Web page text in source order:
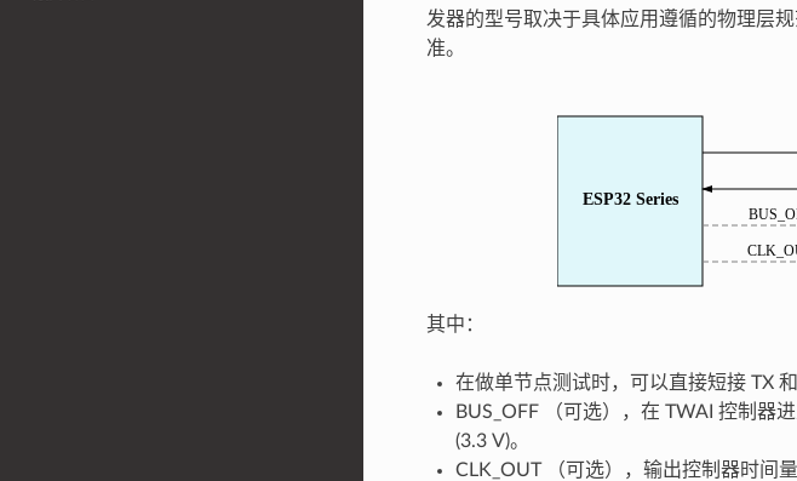
发器的型号取决于具体应用遵循的物理层
准。
其中：
在做单节点测试时，可以直接短接 TX
BUS_OFF （可选），在 TWAI 控制器
(3.3 V)。
CLK_OUT （可选），输出控制器时间